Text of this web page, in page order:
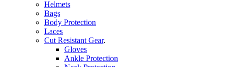
Helmets
Bags
Body Protection
Laces
Cut Resistant Gear.
Gloves
Ankle Protection